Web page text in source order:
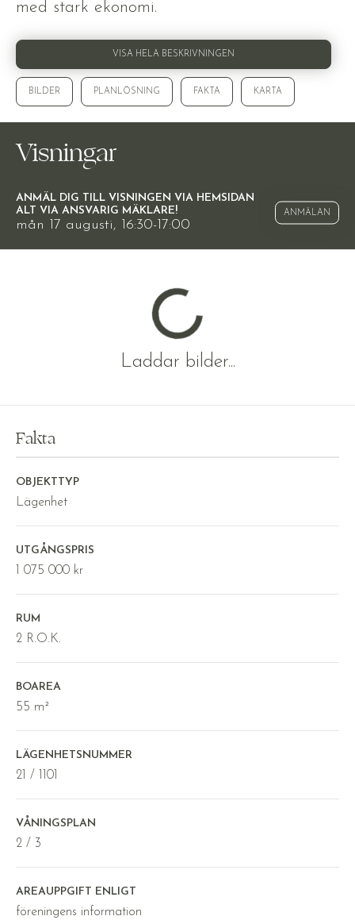
med stark ekonomi.
VISA HELA BESKRIVNINGEN
BILDER PLANLÖSNING FAKTA KARTA
Visningar
ANMÄL DIG TILL VISNINGEN VIA HEMSIDAN
ALT VIA ANSVARIG MÄKLARE!
mån 17 augusti, 16:30-17:00
ANMÄLAN
Laddar bilder...
Fakta
OBJEKTTYP
Lägenhet
UTGÅNGSPRIS
1 075 000 kr
RUM
2 R.O.K.
BOAREA
55 m²
LÄGENHETSNUMMER
21 / 1101
VÅNINGSPLAN
2 / 3
AREAUPPGIFT ENLIGT
föreningens information